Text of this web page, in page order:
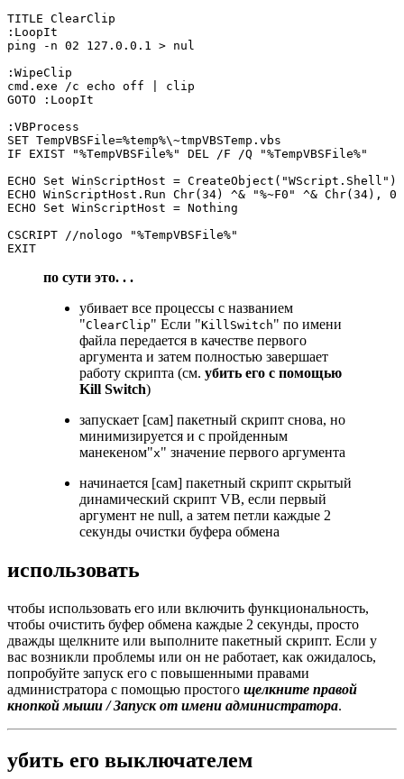
TITLE ClearClip
:LoopIt
ping -n 02 127.0.0.1 > nul
:WipeClip
cmd.exe /c echo off | clip
GOTO :LoopIt
:VBProcess
SET TempVBSFile=%temp%\~tmpVBSTemp.vbs
IF EXIST "%TempVBSFile%" DEL /F /Q "%TempVBSFile%"
ECHO Set WinScriptHost = CreateObject("WScript.Shell")
ECHO WinScriptHost.Run Chr(34) ^& "%~F0" ^& Chr(34), 0
ECHO Set WinScriptHost = Nothing
CSCRIPT //nologo "%TempVBSFile%"
по сути это. . .
убивает все процессы с названием
"ClearClip" Если "KillSwitch" по имени
файла передается в качестве первого
аргумента и затем полностью завершает
работу скрипта (см. убить его с помощью
Kill Switch)
запускает [сам] пакетный скрипт снова, но
минимизируется и с пройденным
манекеном"x" значение первого аргумента
начинается [сам] пакетный скрипт скрытый
динамический скрипт VB, если первый
аргумент не null, а затем петли каждые 2
секунды очистки буфера обмена
использовать
чтобы использовать его или включить функциональность,
чтобы очистить буфер обмена каждые 2 секунды, просто
дважды щелкните или выполните пакетный скрипт. Если у
вас возникли проблемы или он не работает, как ожидалось,
попробуйте запуск его с повышенными правами
администратора с помощью простого щелкните правой
кнопкой мыши / Запуск от имени администратора.
убить его выключателем